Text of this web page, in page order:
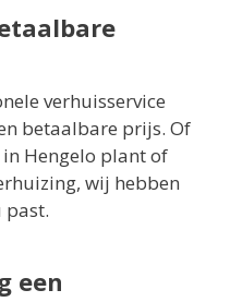
verhuisservice
betaalbare prijs. Of
Hengelo plant of
wij hebben
past.
een